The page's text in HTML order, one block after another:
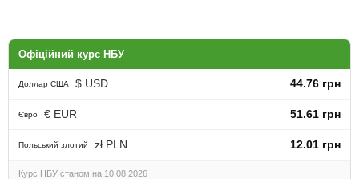
Офіційний курс НБУ
Доллар США $ USD 44.76 грн
Євро € EUR 51.61 грн
Польський злотий zł PLN 12.01 грн
Курс НБУ станом на 10.08.2026